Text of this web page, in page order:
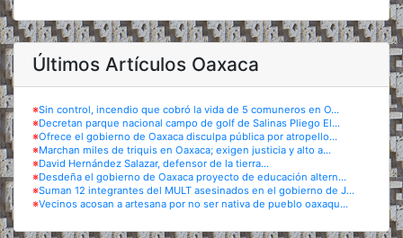
Últimos Artículos Oaxaca
※Sin control, incendio que cobró la vida de 5 comuneros en O...
※Decretan parque nacional campo de golf de Salinas Pliego El...
※Ofrece el gobierno de Oaxaca disculpa pública por atropello...
※Marchan miles de triquis en Oaxaca; exigen justicia y alto a...
※David Hernández Salazar, defensor de la tierra...
※Desdeña el gobierno de Oaxaca proyecto de educación altern...
※Suman 12 integrantes del MULT asesinados en el gobierno de J...
※Vecinos acosan a artesana por no ser nativa de pueblo oaxaqu...